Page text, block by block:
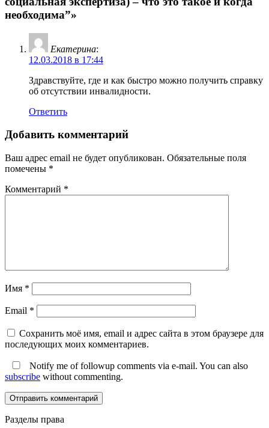
необходима”»
Екатерина:
12.03.2018 в 17:44
Здравствуйте, где и как быстро можно получить справку
об отсутствии инвалидности.
Ответить
Добавить комментарий
Ваш адрес email не будет опубликован. Обязательные поля
помечены *
Комментарий *
Имя *
Email *
Сохранить моё имя, email и адрес сайта в этом браузере для
последующих моих комментариев.
Notify me of followup comments via e-mail. You can also
subscribe without commenting.
Разделы права